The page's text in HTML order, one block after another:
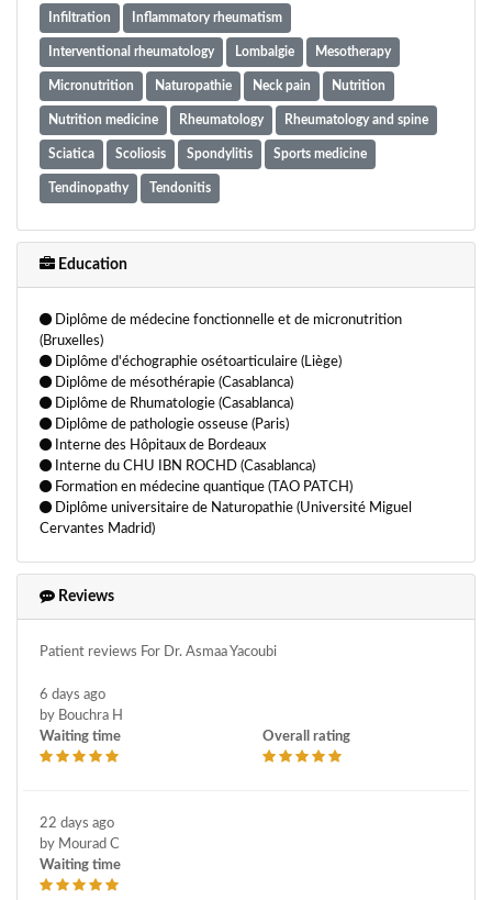
Infiltration Inflammatory rheumatism
Interventional rheumatology Lombalgie Mesotherapy
Micronutrition Naturopathie Neck pain Nutrition
Nutrition medicine Rheumatology Rheumatology and spine
Sciatica Scoliosis Spondylitis Sports medicine
Tendinopathy Tendonitis
Education
Diplôme de médecine fonctionnelle et de micronutrition
(Bruxelles)
Diplôme d'échographie osétoarticulaire (Liège)
Diplôme de mésothérapie (Casablanca)
Diplôme de Rhumatologie (Casablanca)
Diplôme de pathologie osseuse (Paris)
Interne des Hôpitaux de Bordeaux
Interne du CHU IBN ROCHD (Casablanca)
Formation en médecine quantique (TAO PATCH)
Diplôme universitaire de Naturopathie (Université Miguel
Cervantes Madrid)
Reviews
Patient reviews For Dr. Asmaa Yacoubi
6 days ago
by Bouchra H
Waiting time
Overall rating
22 days ago
by Mourad C
Waiting time